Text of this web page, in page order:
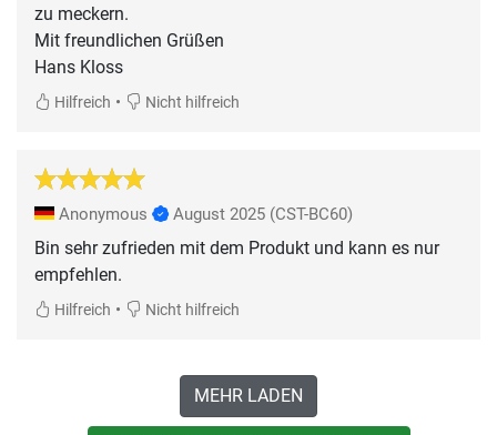
zu meckern.
Mit freundlichen Grüßen
Hans Kloss
Hilfreich • Nicht hilfreich
Anonymous August 2025 (CST-BC60)
Bin sehr zufrieden mit dem Produkt und kann es nur
empfehlen.
Hilfreich • Nicht hilfreich
MEHR LADEN